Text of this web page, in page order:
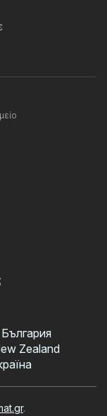
България
Zealand
.